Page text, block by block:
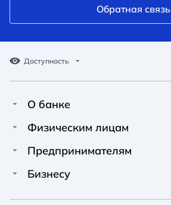
Обратная связь
Доступность
A A
Обычный
A A
Средний
A A
Большой
A A A A
О банке
Про Unex Bank
Физическим лицам
Кредиты
Предпринимателям
Финансирование
Бизнесу